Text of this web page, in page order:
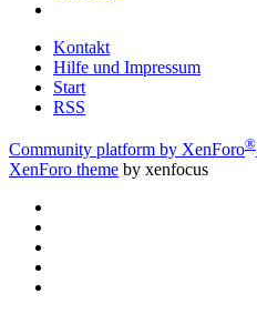
Kontakt
Hilfe und Impressum
Start
RSS
Community platform by XenForo®
XenForo theme by xenfocus